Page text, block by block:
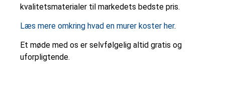
kvalitetsmaterialer til markedets bedste pris.
Læs mere omkring hvad en murer koster her.
Et møde med os er selvfølgelig altid gratis og
uforpligtende.